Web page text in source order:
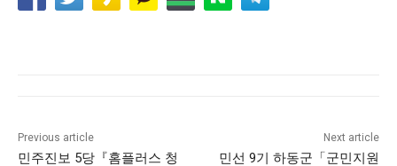
Previous article
민주진보 5당『홈플러스 청
Next article
민선 9기 하동군「군민지원